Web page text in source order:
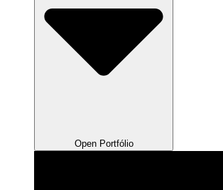
Open Portfólio